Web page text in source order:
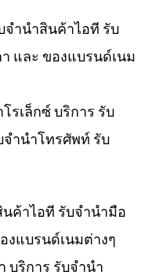
จำนำสินค้าไอที รับ
และ ของแบรนด์เนม
รเล็กซ์ บริการ รับ
ำนำโทรศัพท์ รับ
นค้าไอที รับจำนำมือ
งแบรนด์เนมต่างๆ
บริการ รับจำนำ